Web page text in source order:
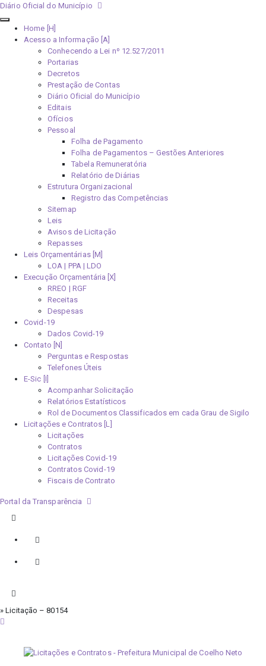
Diário Oficial do Município
Home [H]
Acesso a Informação [A]
Conhecendo a Lei nº 12.527/2011
Portarias
Decretos
Prestação de Contas
Diário Oficial do Município
Editais
Ofícios
Pessoal
Folha de Pagamento
Folha de Pagamentos – Gestões Anteriores
Tabela Remuneratória
Relatório de Diárias
Estrutura Organizacional
Registro das Competências
Sitemap
Leis
Avisos de Licitação
Repasses
Leis Orçamentárias [M]
LOA | PPA | LDO
Execução Orçamentária [X]
RREO | RGF
Receitas
Despesas
Covid-19
Dados Covid-19
Contato [N]
Perguntas e Respostas
Telefones Úteis
E-Sic [I]
Acompanhar Solicitação
Relatórios Estatísticos
Rol de Documentos Classificados em cada Grau de Sigilo
Licitações e Contratos [L]
Licitações
Contratos
Licitações Covid-19
Contratos Covid-19
Fiscais de Contrato
Portal da Transparência
» Licitação – 80154